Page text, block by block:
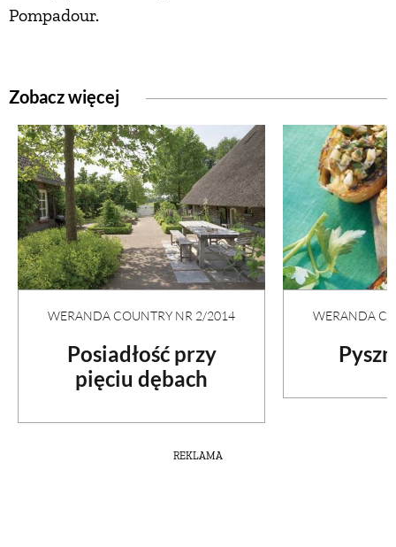
Pompadour.
Zobacz więcej
WERANDA COUNTRY NR 2/2014
Posiadłość przy
pięciu dębach
WERANDA
REKLAMA